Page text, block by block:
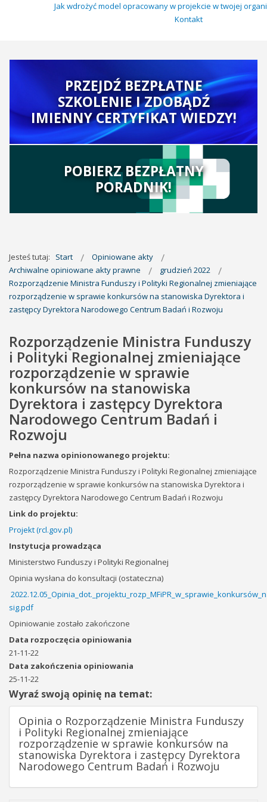
Jak wdrożyć model opracowany w projekcie w twojej
Kontakt
PRZEJDŹ BEZPŁATNE
SZKOLENIE I ZDOBĄDŹ
IMIENNY CERTYFIKAT WIEDZY!
POBIERZ BEZPŁATNY
PORADNIK!
Jesteś tutaj: Start
Opiniowane akty
Archiwalne opiniowane akty prawne
grudzień 2022
Rozporządzenie Ministra Funduszy i Polityki Regionalnej zmieniające
rozporządzenie w sprawie konkursów na stanowiska Dyrektora i
zastępcy Dyrektora Narodowego Centrum Badań i Rozwoju
Rozporządzenie Ministra Funduszy
i Polityki Regionalnej zmieniające
rozporządzenie w sprawie
konkursów na stanowiska
Dyrektora i zastępcy Dyrektora
Narodowego Centrum Badań i
Rozwoju
Pełna nazwa opinionowanego projektu:
Rozporządzenie Ministra Funduszy i Polityki Regionalnej zmieniające
rozporządzenie w sprawie konkursów na stanowiska Dyrektora i
zastępcy Dyrektora Narodowego Centrum Badań i Rozwoju
Link do projektu:
Projekt (rcl.gov.pl)
Instytucja prowadząca
Ministerstwo Funduszy i Polityki Regionalnej
Opinia wysłana do konsultacji (ostateczna)
sig.pdf
Opiniowanie zostało zakończone
Data rozpoczęcia opiniowania
21-11-22
Data zakończenia opiniowania
25-11-22
Wyraź swoją opinię na temat:
Opinia o Rozporządzenie Ministra Funduszy
i Polityki Regionalnej zmieniające
rozporządzenie w sprawie konkursów na
stanowiska Dyrektora i zastępcy Dyrektora
Narodowego Centrum Badań i Rozwoju